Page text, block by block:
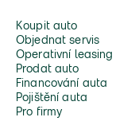
Koupit auto
Objednat servis
Operativní leasing
Prodat auto
Financování auta
Pojištění auta
Pro firmy